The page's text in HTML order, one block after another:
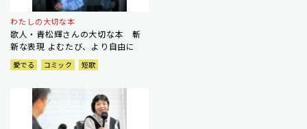
わたしの大切な本
歌人・青松輝さんの大切な本 斬
新な表現 よむたび、より自由に
愛でる コミック 短歌